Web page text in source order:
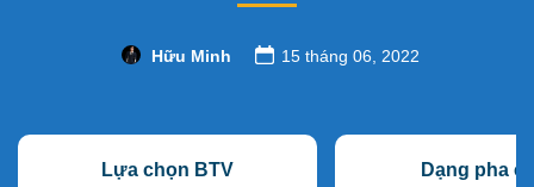
Hữu Minh 15 tháng 06, 2022
Lựa chọn BTV Dạng pha